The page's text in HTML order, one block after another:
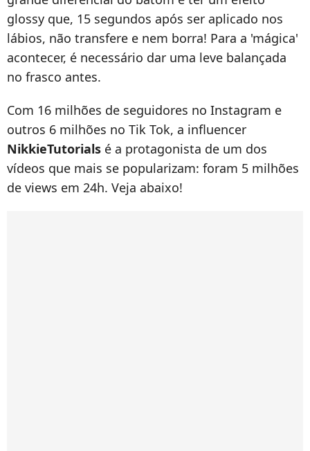
glossy que, 15 segundos após ser aplicado nos
lábios, não transfere e nem borra! Para a 'mágica'
acontecer, é necessário dar uma leve balançada
no frasco antes.
Com 16 milhões de seguidores no Instagram e
outros 6 milhões no Tik Tok, a influencer
NikkieTutorials é a protagonista de um dos
vídeos que mais se popularizam: foram 5 milhões
de views em 24h. Veja abaixo!